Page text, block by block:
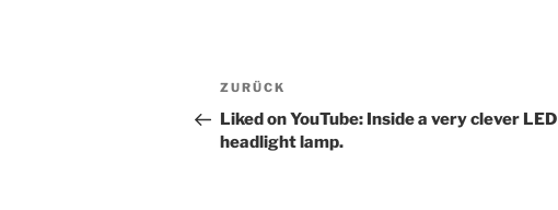
Beitragsnavigation
Vorheriger
Beitrag
ZURÜCK
Liked on YouTube: Inside a very clever LED
headlight lamp.